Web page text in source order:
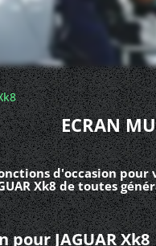
ECRAN
d'occasion pour
Xk8 de toutes
JAGUAR Xk8